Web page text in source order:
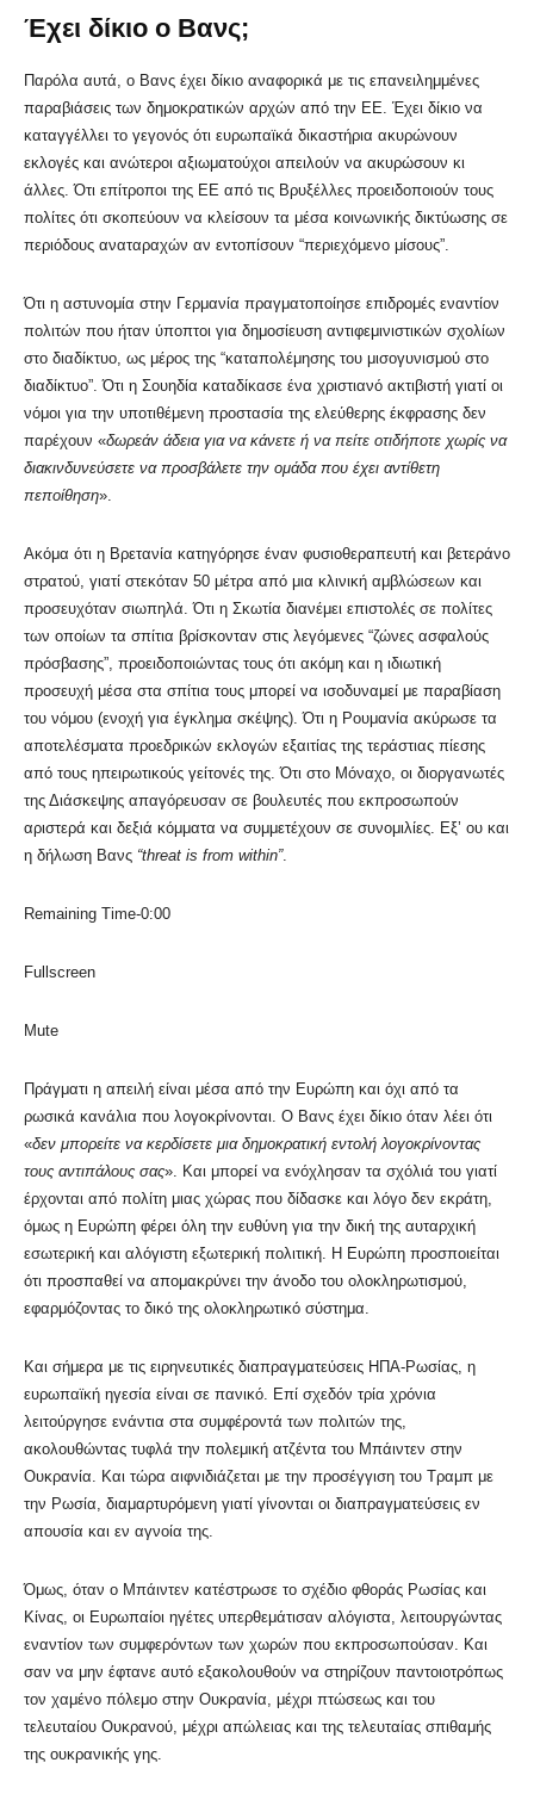
Έχει δίκιο ο Βανς;
Παρόλα αυτά, o Βανς έχει δίκιο αναφορικά με τις επανειλημμένες
παραβιάσεις των δημοκρατικών αρχών από την ΕΕ. Έχει δίκιο να
καταγγέλλει το γεγονός ότι ευρωπαϊκά δικαστήρια ακυρώνουν
εκλογές και ανώτεροι αξιωματούχοι απειλούν να ακυρώσουν κι
άλλες. Ότι επίτροποι της ΕΕ από τις Βρυξέλλες προειδοποιούν τους
πολίτες ότι σκοπεύουν να κλείσουν τα μέσα κοινωνικής δικτύωσης σε
περιόδους αναταραχών αν εντοπίσουν “περιεχόμενο μίσους”.
Ότι η αστυνομία στην Γερμανία πραγματοποίησε επιδρομές εναντίον
πολιτών που ήταν ύποπτοι για δημοσίευση αντιφεμινιστικών σχολίων
στο διαδίκτυο, ως μέρος της “καταπολέμησης του μισογυνισμού στο
διαδίκτυο”. Ότι η Σουηδία καταδίκασε ένα χριστιανό ακτιβιστή γιατί οι
νόμοι για την υποτιθέμενη προστασία της ελεύθερης έκφρασης δεν
παρέχουν «δωρεάν άδεια για να κάνετε ή να πείτε οτιδήποτε χωρίς να
διακινδυνεύσετε να προσβάλετε την ομάδα που έχει αντίθετη
πεποίθηση».
Ακόμα ότι η Βρετανία κατηγόρησε έναν φυσιοθεραπευτή και βετεράνο
στρατού, γιατί στεκόταν 50 μέτρα από μια κλινική αμβλώσεων και
προσευχόταν σιωπηλά. Ότι η Σκωτία διανέμει επιστολές σε πολίτες
των οποίων τα σπίτια βρίσκονταν στις λεγόμενες “ζώνες ασφαλούς
πρόσβασης”, προειδοποιώντας τους ότι ακόμη και η ιδιωτική
προσευχή μέσα στα σπίτια τους μπορεί να ισοδυναμεί με παραβίαση
του νόμου (ενοχή για έγκλημα σκέψης). Ότι η Ρουμανία ακύρωσε τα
αποτελέσματα προεδρικών εκλογών εξαιτίας της τεράστιας πίεσης
από τους ηπειρωτικούς γείτονές της. Ότι στο Μόναχο, οι διοργανωτές
της Διάσκεψης απαγόρευσαν σε βουλευτές που εκπροσωπούν
αριστερά και δεξιά κόμματα να συμμετέχουν σε συνομιλίες. Εξ’ ου και
η δήλωση Βανς “threat is from within”.
Remaining Time-0:00
Fullscreen
Mute
Πράγματι η απειλή είναι μέσα από την Ευρώπη και όχι από τα
ρωσικά κανάλια που λογοκρίνονται. Ο Βανς έχει δίκιο όταν λέει ότι
«δεν μπορείτε να κερδίσετε μια δημοκρατική εντολή λογοκρίνοντας
τους αντιπάλους σας». Και μπορεί να ενόχλησαν τα σχόλιά του γιατί
έρχονται από πολίτη μιας χώρας που δίδασκε και λόγο δεν εκράτη,
όμως η Ευρώπη φέρει όλη την ευθύνη για την δική της αυταρχική
εσωτερική και αλόγιστη εξωτερική πολιτική. Η Ευρώπη προσποιείται
ότι προσπαθεί να απομακρύνει την άνοδο του ολοκληρωτισμού,
εφαρμόζοντας το δικό της ολοκληρωτικό σύστημα.
Και σήμερα με τις ειρηνευτικές διαπραγματεύσεις ΗΠΑ-Ρωσίας, η
ευρωπαϊκή ηγεσία είναι σε πανικό. Επί σχεδόν τρία χρόνια
λειτούργησε ενάντια στα συμφέροντά των πολιτών της,
ακολουθώντας τυφλά την πολεμική ατζέντα του Μπάιντεν στην
Ουκρανία. Και τώρα αιφνιδιάζεται με την προσέγγιση του Τραμπ με
την Ρωσία, διαμαρτυρόμενη γιατί γίνονται οι διαπραγματεύσεις εν
απουσία και εν αγνοία της.
Όμως, όταν ο Μπάιντεν κατέστρωσε το σχέδιο φθοράς Ρωσίας και
Kίνας, οι Ευρωπαίοι ηγέτες υπερθεμάτισαν αλόγιστα, λειτουργώντας
εναντίον των συμφερόντων των χωρών που εκπροσωπούσαν. Και
σαν να μην έφτανε αυτό εξακολουθούν να στηρίζουν παντοιοτρόπως
τον χαμένο πόλεμο στην Ουκρανία, μέχρι πτώσεως και του
τελευταίου Ουκρανού, μέχρι απώλειας και της τελευταίας σπιθαμής
της ουκρανικής γης.